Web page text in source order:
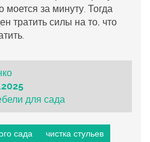
моется за минуту. Тогда
тратить силы на то, что
для сада
сада чистка стульев